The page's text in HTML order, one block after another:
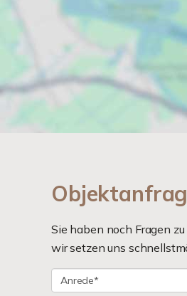
Sie haben noch Fragen
wir setzen uns